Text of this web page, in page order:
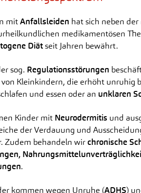
mitAnfallsleiden hat sich neben
medikamentösen
Diätseit Jahren bewährt.
sog. Regulationsstörungen
Kleinkindern, die erhöht unruhig
und essen oder an unklaren
Kinder mit Neurodermitis und
der Verdauung und
Zudem behandeln wirchronische
.
kommen wegen Unruhe (ADHS)